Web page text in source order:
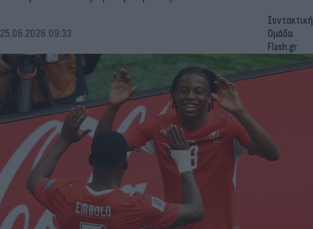
25.06.2026 09:33
Συντακτική
Ομάδα
Flash.gr